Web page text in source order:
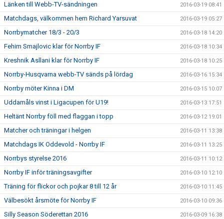
Länken till Webb-TV-sändningen 2016-03-19 08:41
Matchdags, välkommen hem Richard Yarsuvat 2016-03-19 05:27
Norrbymatcher 18/3 - 20/3 2016-03-18 14:20
Fehim Smajlovic klar för Norrby IF 2016-03-18 10:34
Kreshnik Asllani klar för Norrby IF 2016-03-18 10:25
Norrby-Husqvarna webb-TV sänds på lördag 2016-03-16 15:34
Norrby möter Kinna i DM 2016-03-15 10:07
Uddamåls vinst i Ligacupen för U19! 2016-03-13 17:51
Heltänt Norrby föll med flaggan i topp 2016-03-12 19:01
Matcher och träningar i helgen 2016-03-11 13:38
Matchdags IK Oddevold - Norrby IF 2016-03-11 13:25
Norrbys styrelse 2016 2016-03-11 10:12
Norrby IF inför träningsavgifter 2016-03-10 12:10
Träning för flickor och pojkar 8 till 12 år 2016-03-10 11:45
Välbesökt årsmöte för Norrby IF 2016-03-10 09:36
Silly Season Söderettan 2016 2016-03-09 16:38